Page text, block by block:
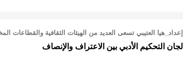
إعداد_هيا العتيبي تسعى العديد من الهيئات الثقافية والقطاعات
لجان التحكيم الأدبي بين الاعتراف والإنصاف